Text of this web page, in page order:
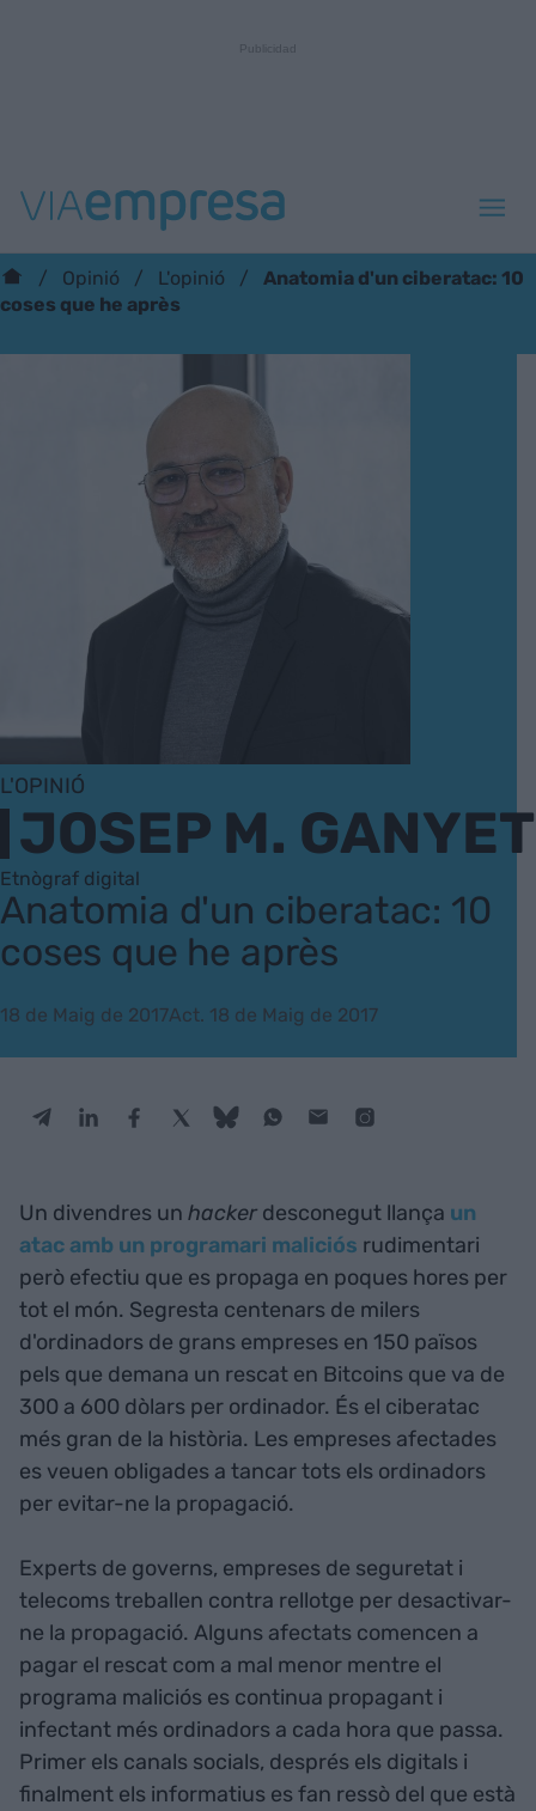
Opinió L'opinió
Anatomia d'un ciberatac: 10
coses que he après
L'OPINIÓ
JOSEP M. GANYET
Etnògraf digital
Anatomia d'un ciberatac: 10
coses que he après
18 de Maig de 2017Act. 18 de Maig de 2017
Un divendres un hacker desconegut llança un
atac amb un programari maliciós rudimentari
però efectiu que es propaga en poques hores per
tot el món. Segresta centenars de milers
d'ordinadors de grans empreses en 150 països
pels que demana un rescat en Bitcoins que va de
300 a 600 dòlars per ordinador. És el ciberatac
més gran de la història. Les empreses afectades
es veuen obligades a tancar tots els ordinadors
per evitar-ne la propagació.
Experts de governs, empreses de seguretat i
telecoms treballen contra rellotge per desactivar-
ne la propagació. Alguns afectats comencen a
pagar el rescat com a mal menor mentre el
programa maliciós es continua propagant i
infectant més ordinadors a cada hora que passa.
Primer els canals socials, després els digitals i
finalment els informatius es fan ressò del que està